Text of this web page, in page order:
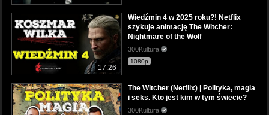
17:26
Wiedźmin 4 w 2025 roku?! Netflix
szykuje animację The Witcher:
Nightmare of the Wolf
300Kultura
1080p
The Witcher (Netflix) | Polityka, magia
i seks. Kto jest kim w tym świecie?
300Kultura